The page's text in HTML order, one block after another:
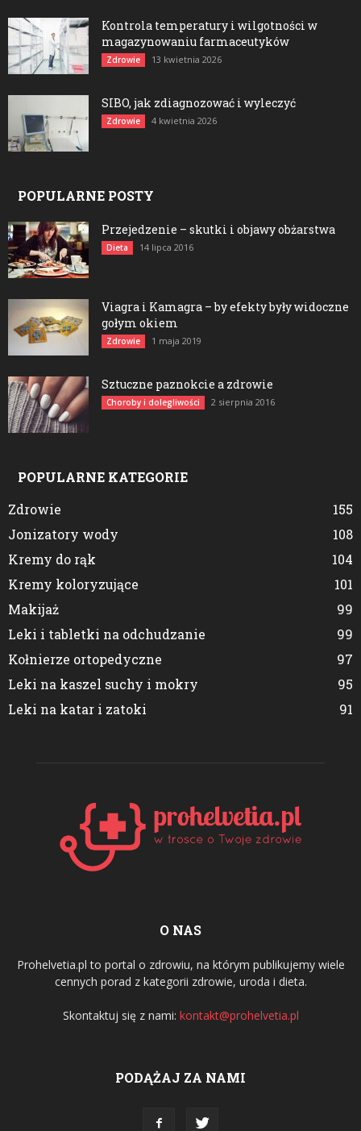
Kontrola temperatury i wilgotności w
magazynowaniu farmaceutyków
Zdrowie 13 kwietnia 2026
SIBO, jak zdiagnozować i wyleczyć
Zdrowie 4 kwietnia 2026
POPULARNE POSTY
Przejedzenie – skutki i objawy obżarstwa
Dieta 14 lipca 2016
Viagra i Kamagra – by efekty były widoczne
gołym okiem
Zdrowie 1 maja 2019
Sztuczne paznokcie a zdrowie
Choroby i dolegliwości 2 sierpnia 2016
POPULARNE KATEGORIE
Zdrowie
155
Jonizatory wody
108
Kremy do rąk
104
Kremy koloryzujące
101
Makijaż
99
Leki i tabletki na odchudzanie
99
Kołnierze ortopedyczne
97
Leki na kaszel suchy i mokry
95
Leki na katar i zatoki
91
O NAS
Prohelvetia.pl to portal o zdrowiu, na którym publikujemy wiele
cennych porad z kategorii zdrowie, uroda i dieta.
Skontaktuj się z nami: kontakt@prohelvetia.pl
PODĄŻAJ ZA NAMI